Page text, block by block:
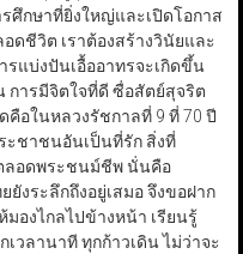
ศึกษาที่ยิ่งใหญ่และเปิดโอกาส
ดชีวิต เราต้องสร้างวินัยและ
รแบ่งปันเอื้ออาทรจะเกิดขึ้น
การมีจิตใจที่ดี ซื่อสัตย์สุจริต
คือในหลวงรัชกาลที่ 9 ที่ 70 ปี
ะชาชนอันเป็นที่รัก สิ่งที่
ลอดพระชนม์ชีพ นั่นคือ
ระลึกถึงอยู่เสมอ จึงขอฝาก
องไกลไปข้างหน้า เรียนรู้
วลานาที ทุกก้าวเดิน ไม่ว่าจะ